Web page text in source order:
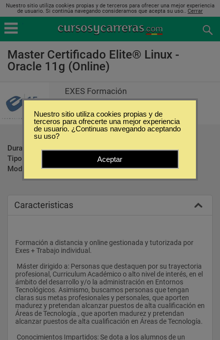
Nuestro sitio utiliza cookies propias y de terceros para ofrecer una mejor experiencia
de usuario. Si continúa navegando consideramos que acepta su uso.. Cerrar
Master Certificado Elite® Linux -
Oracle 11g (Online)
EXES Formación
Duración:
12 Meses
Tipo:
Modalidad:
Online
Caracteristicas
Formación a distancia y online gestionada y tutorizada por
Exes + Trabajo individual.
profesional, Curriculum Académico o alto nivel de interés, en el
ámbito del desarrollo y/o la administración en Entornos
Tecnológicos. Asimismo, buscamos personas que tengan
claras sus metas profesionales y personales, que aporten
madurez y pretendan alcanzar puestos de alta cualificación en
Áreas de Tecnología., que aporten madurez y pretendan
alcanzar puestos de alta cualificación en Áreas de Tecnología.
Nuestro sitio utiliza cookies propias y de
terceros para ofrecerte una mejor experiencia
de usuario. ¿Continuas navegando aceptando
su uso?
Aceptar